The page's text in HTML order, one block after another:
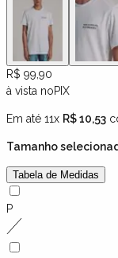
R$ 99,90
à vista noPIX
Em até 11x R$ 10,53
Tamanho
Tabela de Medidas
P